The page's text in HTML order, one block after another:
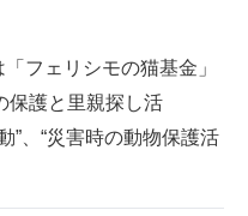
フェリシモの猫基金」
保護と里親探し活
”、“災害時の動物保護活